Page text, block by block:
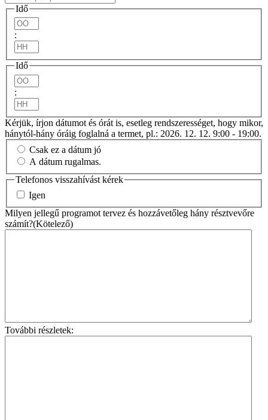
dot
Idő
:
Idő
:
Kérjük, írjon dátumot és órát is, esetleg rendszerességet, hogy mikor,
hánytól-hány óráig foglalná a termet, pl.: 2026. 12. 12. 9:00 - 19:00.
Csak ez a dátum jó
A dátum rugalmas.
Telefonos visszahívást kérek
Igen
Milyen jellegű programot tervez és hozzávetőleg hány résztvevőre
számít?(Kötelező)
További részletek: